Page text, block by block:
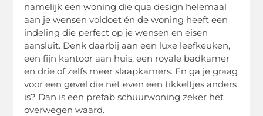
namelijk een woning die qua design helemaal
aan je wensen voldoet én de woning heeft een
indeling die perfect op je wensen en eisen
aansluit. Denk daarbij aan een luxe leefkeuken,
een fijn kantoor aan huis, een royale badkamer
en drie of zelfs meer slaapkamers. En ga je graag
voor een gevel die nét even een tikkeltjes anders
is? Dan is een prefab schuurwoning zeker het
overwegen waard.